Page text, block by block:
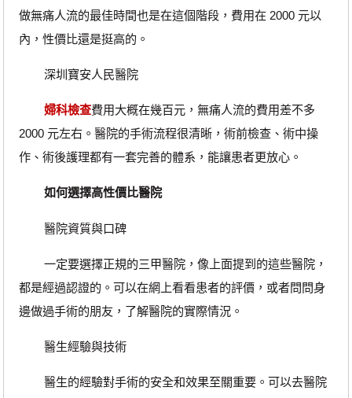
做無痛人流的最佳時間也是在這個階段，費用在 2000 元以
內，性價比還是挺高的。
深圳寶安人民醫院
婦科檢查費用大概在幾百元，無痛人流的費用差不多
2000 元左右。醫院的手術流程很清晰，術前檢查、術中操
作、術後護理都有一套完善的體系，能讓患者更放心。
如何選擇高性價比醫院
醫院資質與口碑
一定要選擇正規的三甲醫院，像上面提到的這些醫院，
都是經過認證的。可以在網上看看患者的評價，或者問問身
邊做過手術的朋友，了解醫院的實際情況。
醫生經驗與技術
醫生的經驗對手術的安全和效果至關重要。可以去醫院